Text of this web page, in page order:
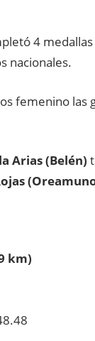
4
nacionales.
femenino las
Arias (Belén)
km)